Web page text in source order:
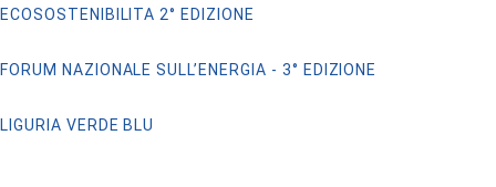
ECOSOSTENIBILITA 2° EDIZIONE
FORUM NAZIONALE SULL’ENERGIA - 3° EDIZIONE
LIGURIA VERDE BLU